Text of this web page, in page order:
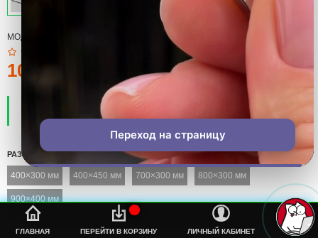
ГЛАВНАЯ
%s
ПЕРЕЙТИ В КОРЗИНУ ЛИЧНЫЙ КАБИНЕТ
МОДЕЛЬ:
100тмт.
ПРОИЗВОДИТЕЛЬ:
НАЛИЧИЕ:
ЕСТЬ В НАЛИЧИИ
РАЗМЕР
400×300 мм 400×450 мм 700×300 мм 800×300 мм
900×400 мм
Переход на страницу